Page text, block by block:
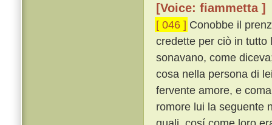
[Voice: fiammetta ]
[ 046 ] Conobbe il
credette per ciò in
sonavano, come
cosa nella persona di
fervente amore, e
romore lui la seguente